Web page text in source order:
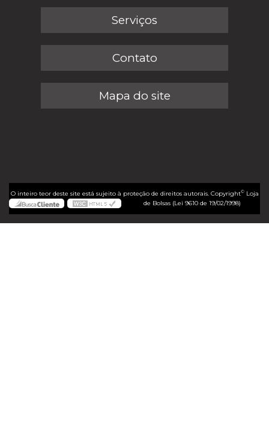
Serviços
Contato
Mapa do site
O inteiro teor deste site está sujeito à proteção de direitos autorais. Copyright©Loja
de Bolsas (Lei 9610 de 19/02/1998)